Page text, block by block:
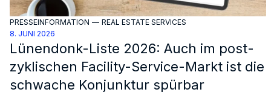
PRESSEINFORMATION — REAL ESTATE SERVICES
8. JUNI 2026
Lünendonk-Liste 2026: Auch im post-
zyklischen Facility-Service-Markt ist die
schwache Konjunktur spürbar